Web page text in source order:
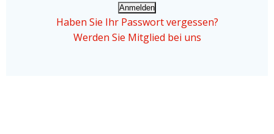
Haben Sie Ihr Passwort vergessen?
Werden Sie Mitglied bei uns